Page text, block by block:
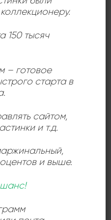
- With Love To Children
180 грамм
Picture Disc Promo
сет Демократы
голубые лейблы детям
конверт
конверте
150 тысяч
– готовое
старта в
сайтом,
и т.д.
,
и выше.